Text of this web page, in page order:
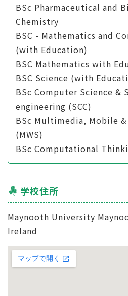
BSc Pharmaceutical and
Chemistry
BSC - Mathematics and
(with Education)
BSC Mathematics with
BSC Science (with
BSc Computer Science &
engineering (SCC)
BSc Multimedia, Mobile
(MWS)
BSc Computational
学校住所
Maynooth University
Ireland